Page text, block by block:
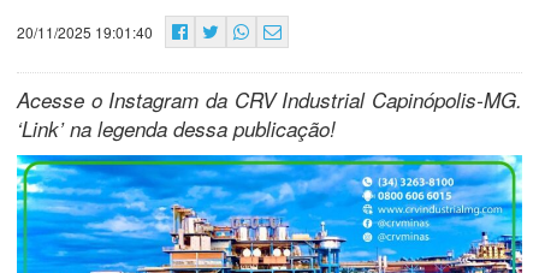
20/11/2025 19:01:40
Acesse o Instagram da CRV Industrial Capinópolis-MG.
‘Link’ na legenda dessa publicação!